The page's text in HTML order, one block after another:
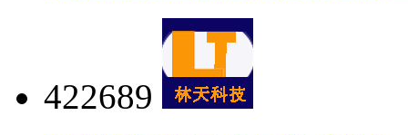
422689